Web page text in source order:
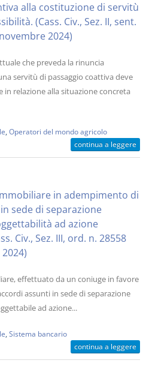
alla costituzione di servitù
(Cass. Civ., Sez. II, sent.
2024)
che preveda la rinuncia
servitù di passaggio coattiva deve
relazione alla situazione concreta
Operatori del mondo agricolo
continua a leggere
in adempimento di
sede di separazione
ad azione
Civ., Sez. III, ord. n. 28558
effettuato da un coniuge in favore
assunti in sede di separazione
ad azione...
Sistema bancario
continua a leggere